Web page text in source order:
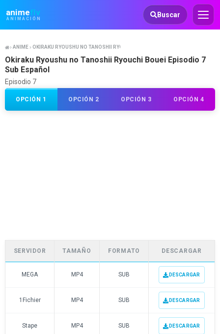
animeflv
ANIMACIÓN
Animeflv Buscar
ANIME OKIRAKU RYOUSHU NO TANOSHII RYOUCHI BOUEI
Okiraku Ryoushu no Tanoshii Ryouchi Bouei Episodio 7
Sub Español
Episodio 7
OPCIÓN 1 OPCIÓN 2 OPCIÓN 3 OPCIÓN 4
SERVIDOR TAMAÑO FORMATO DESCARGAR
MEGA MP4 SUB DESCARGAR
1Fichier MP4 SUB DESCARGAR
Stape MP4 SUB DESCARGAR